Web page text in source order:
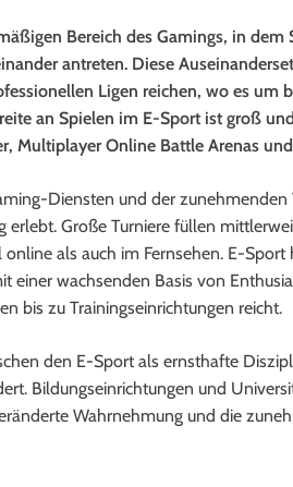
Bereich des Gamings, in dem
antreten. Diese
Ligen reichen, wo es um
an Spielen im E-Sport ist groß
Multiplayer Online Battle Arenas
Diensten und der
erlebt. Große Turniere füllen
als auch im Fernsehen. E-
einer wachsenden Basis von
bis zu Trainingseinrichtungen reicht.
den E-Sport als ernsthafte
Bildungseinrichtungen und
Wahrnehmung und die